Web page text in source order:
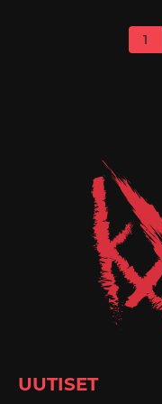
1
UUTISET